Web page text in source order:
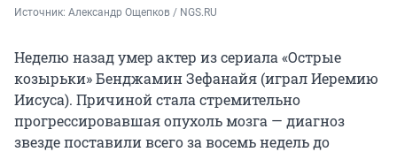
Источник: Александр Ощепков / NGS.RU
Неделю назад умер актер из сериала «Острые
козырьки» Бенджамин Зефанайя (играл Иеремию
Иисуса). Причиной стала стремительно
прогрессировавшая опухоль мозга — диагноз
звезде поставили всего за восемь недель до